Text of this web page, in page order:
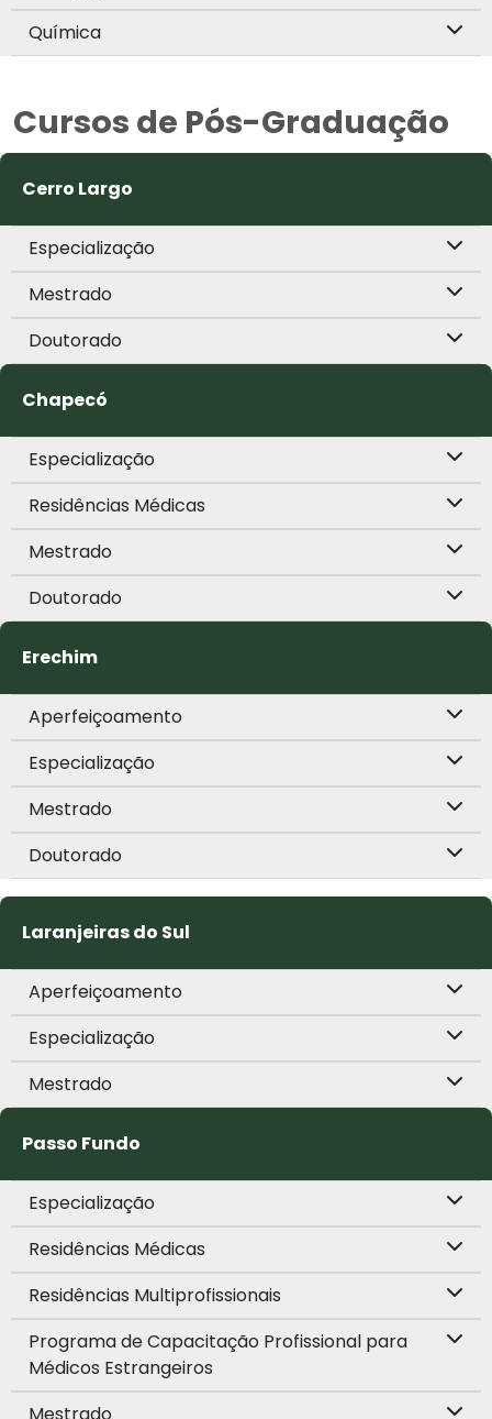
Química
Cursos de Pós-Graduação
Cerro Largo
Especialização
Mestrado
Doutorado
Chapecó
Especialização
Residências Médicas
Mestrado
Doutorado
Erechim
Aperfeiçoamento
Especialização
Mestrado
Doutorado
Laranjeiras do Sul
Aperfeiçoamento
Especialização
Mestrado
Passo Fundo
Especialização
Residências Médicas
Residências Multiprofissionais
Programa de Capacitação Profissional para
Médicos Estrangeiros